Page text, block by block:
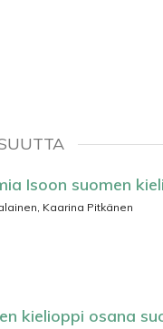
Isoon suomen
Kaarina Pitkänen
kielioppi osana